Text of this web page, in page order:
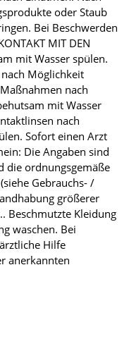
oder Staub
Bei Beschwerden
MIT DEN
mit Wasser spülen.
Möglichkeit
nach
mit Wasser
nach
Sofort einen Arzt
Die Angaben sind
die ordnungsgemäße
Gebrauchs- /
größerer
Beschmutzte Kleidung
waschen. Bei
Hilfe
anerkannten